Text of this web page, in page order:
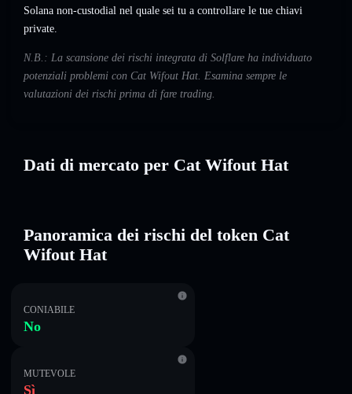
Solana non-custodial nel quale sei tu a controllare le tue chiavi
private.
N.B.: La scansione dei rischi integrata di Solflare ha individuato
potenziali problemi con Cat Wifout Hat. Esamina sempre le
valutazioni dei rischi prima di fare trading.
Dati di mercato per Cat Wifout Hat
Panoramica dei rischi del token Cat
Wifout Hat
CONIABILE
No
MUTEVOLE
Sì